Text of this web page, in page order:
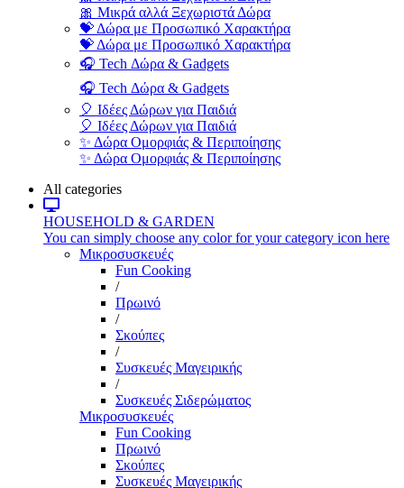
🎀 Μικρά αλλά Ξεχωριστά Δώρα
💝 Δώρα με Προσωπικό Χαρακτήρα
💝 Δώρα με Προσωπικό Χαρακτήρα
🎧 Tech Δώρα & Gadgets
🎧 Tech Δώρα & Gadgets
🎈 Ιδέες Δώρων για Παιδιά
🎈 Ιδέες Δώρων για Παιδιά
✨ Δώρα Ομορφιάς & Περιποίησης
✨ Δώρα Ομορφιάς & Περιποίησης
All categories
HOUSEHOLD & GARDEN
You can simply choose any color for your category icon here
Μικροσυσκευές
Fun Cooking
/
Πρωινό
/
Σκούπες
/
Συσκευές Μαγειρικής
/
Συσκευές Σιδερώματος
Μικροσυσκευές
Fun Cooking
Πρωινό
Σκούπες
Συσκευές Μαγειρικής